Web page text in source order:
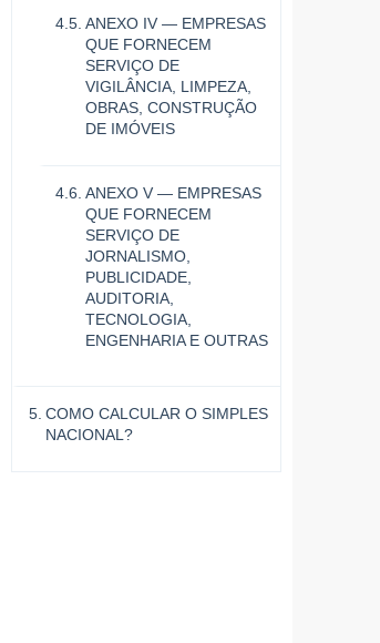
ANEXO IV — EMPRESAS
QUE FORNECEM
SERVIÇO DE
VIGILÂNCIA, LIMPEZA,
OBRAS, CONSTRUÇÃO
DE IMÓVEIS
ANEXO V — EMPRESAS
QUE FORNECEM
SERVIÇO DE
JORNALISMO,
PUBLICIDADE,
AUDITORIA,
TECNOLOGIA,
ENGENHARIA E OUTRAS
COMO CALCULAR O SIMPLES
NACIONAL?